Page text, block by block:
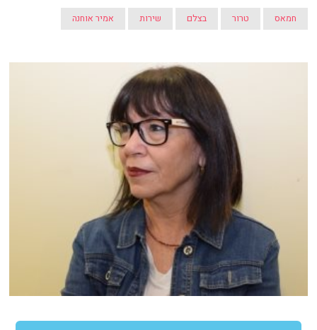
חמאס טרור בצלם שירות אמיר אוחנה